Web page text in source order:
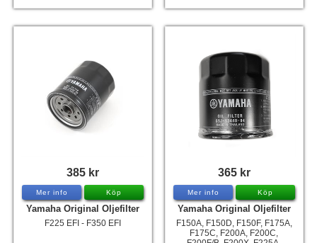
385 kr
Mer info Köp
Yamaha Original Oljefilter
F225 EFI - F350 EFI
365 kr
Mer info Köp
Yamaha Original Oljefilter
F150A, F150D, F150F, F175A,
F175C, F200A, F200C,